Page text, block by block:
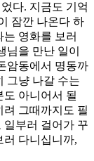
다. 지금도 기억
잠깐 나온다 하
는 영화를 보러
을 만난 일이
암동에서 명동까
그냥 나갈 수는
아니어서 될
그때까지도 필
일부러 걸어가 꾸
러 다니십니까,